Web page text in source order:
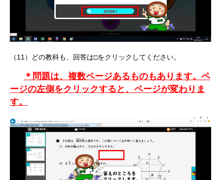
（11）どの教科も、回答は□をクリックしてください。
＊問題は、複数ページあるものもあります。ペ
ージの左側をクリックすると、ページが変わりま
す。